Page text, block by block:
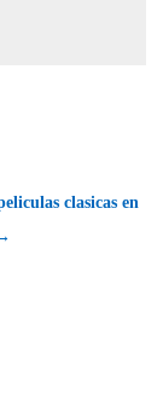
clasicas en